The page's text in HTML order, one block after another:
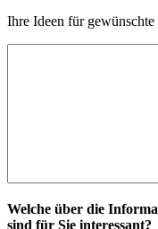
Ihre Ideen für
Welche über die
sind für Sie interessant?